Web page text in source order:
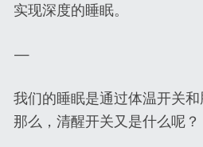
实现深度的睡眠。
—
我们的睡眠是通过体温开关和
那么，清醒开关又是什么呢？